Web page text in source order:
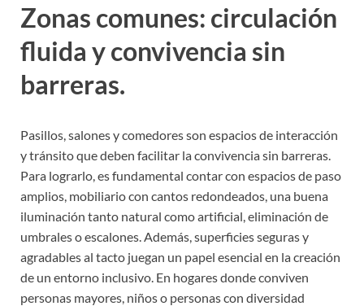
Zonas comunes: circulación
fluida y convivencia sin
barreras.
Pasillos, salones y comedores son espacios de interacción
y tránsito que deben facilitar la convivencia sin barreras.
Para lograrlo, es fundamental contar con espacios de paso
amplios, mobiliario con cantos redondeados, una buena
iluminación tanto natural como artificial, eliminación de
umbrales o escalones. Además, superficies seguras y
agradables al tacto juegan un papel esencial en la creación
de un entorno inclusivo. En hogares donde conviven
personas mayores, niños o personas con diversidad